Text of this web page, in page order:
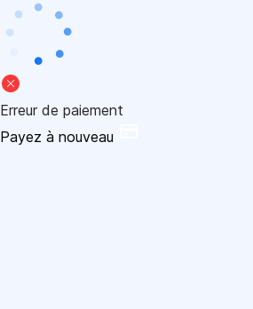
Erreur de paiement
Payez à nouveau